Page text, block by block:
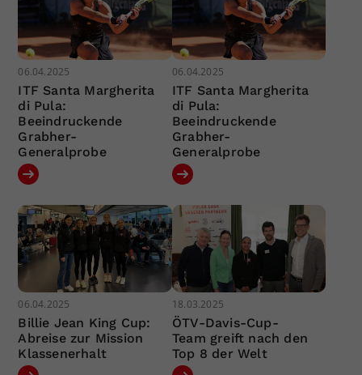
06.04.2025
ITF Santa Margherita
di Pula:
Beeindruckende
Grabher-
Generalprobe
06.04.2025
ITF Santa Margherita
di Pula:
Beeindruckende
Grabher-
Generalprobe
06.04.2025
Billie Jean King Cup:
Abreise zur Mission
Klassenerhalt
18.03.2025
ÖTV-Davis-Cup-
Team greift nach den
Top 8 der Welt